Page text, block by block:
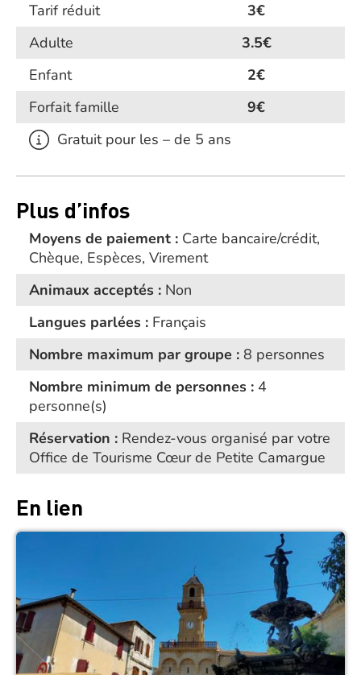
Tarif réduit
3€
Adulte
3.5€
Enfant
2€
Forfait famille
9€
Gratuit pour les – de 5 ans
Plus d’infos
Moyens de paiement : Carte bancaire/crédit,
Chèque, Espèces, Virement
Animaux acceptés : Non
Langues parlées : Français
Nombre maximum par groupe : 8 personnes
Nombre minimum de personnes : 4
personne(s)
Réservation : Rendez-vous organisé par votre
Office de Tourisme Cœur de Petite Camargue
En lien